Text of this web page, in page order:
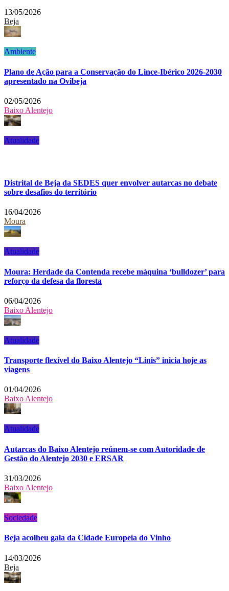
13/05/2026
Beja
Ambiente
Plano de Ação para a Conservação do Lince-Ibérico 2026-2030
apresentado na Ovibeja
02/05/2026
Baixo Alentejo
Atualidade
Distrital de Beja da SEDES quer envolver autarcas no debate
sobre desafios do território
16/04/2026
Moura
Atualidade
Moura: Herdade da Contenda recebe máquina ‘bulldozer’ para
reforço da defesa da floresta
06/04/2026
Baixo Alentejo
Atualidade
Transporte flexível do Baixo Alentejo “Linis” inicia hoje as
viagens
01/04/2026
Baixo Alentejo
Atualidade
Autarcas do Baixo Alentejo reúnem-se com Autoridade de
Gestão do Alentejo 2030 e ERSAR
31/03/2026
Baixo Alentejo
Sociedade
Beja acolheu gala da Cidade Europeia do Vinho
14/03/2026
Beja